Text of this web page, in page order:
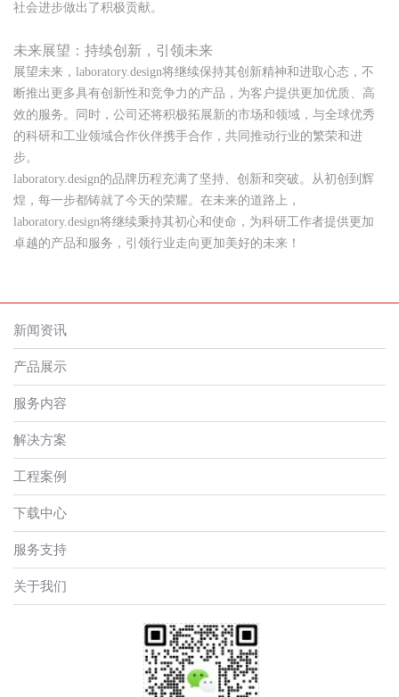
社会进步做出了积极贡献。
未来展望：持续创新，引领未来
展望未来，laboratory.design将继续保持其创新精神和进取心态，不
断推出更多具有创新性和竞争力的产品，为客户提供更加优质、高
效的服务。同时，公司还将积极拓展新的市场和领域，与全球优秀
的科研和工业领域合作伙伴携手合作，共同推动行业的繁荣和进
步。
laboratory.design的品牌历程充满了坚持、创新和突破。从初创到辉
煌，每一步都铸就了今天的荣耀。在未来的道路上，
laboratory.design将继续秉持其初心和使命，为科研工作者提供更加
卓越的产品和服务，引领行业走向更加美好的未来！
新闻资讯
产品展示
服务内容
解决方案
工程案例
下载中心
服务支持
关于我们